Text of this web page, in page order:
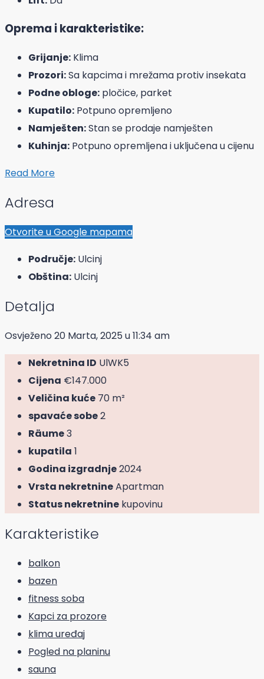
Oprema i karakteristike:
Grijanje: Klima
Prozori:Sa kapcima i mrežama protiv insekata
Podne obloge: pločice, parket
Kupatilo: Potpuno opremljeno
Namješten:Stan se prodaje namješten
Kuhinja: Potpuno opremljena i uključena u cijenu
Read More
Adresa
Otvorite u Google mapama
Područje: Ulcinj
Obština: Ulcinj
Detalja
Osvježeno 20 Marta, 2025 u 11:34 am
Nekretnina ID UlWK5
Cijena €147.000
Veličina kuće 70 m²
spavaće sobe2
Räume3
kupatila 1
Godina izgradnje2024
Vrsta nekretnineApartman
Status nekretnine kupovinu
Karakteristike
balkon
bazen
fitness soba
Kapci za prozore
klima uređaj
Pogled na planinu
sauna